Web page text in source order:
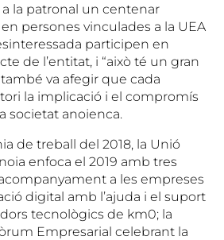
la patronal un centenar
persones vinculades a la UEA
participen en
de l’entitat, i “això té un gran
va afegir que cada
la implicació i el compromís
societat anoienca.
de treball del 2018, la Unió
enfoca el 2019 amb tres
a les empreses
digital amb l’ajuda i el suport
tecnològics de km0; la
Empresarial celebrant la